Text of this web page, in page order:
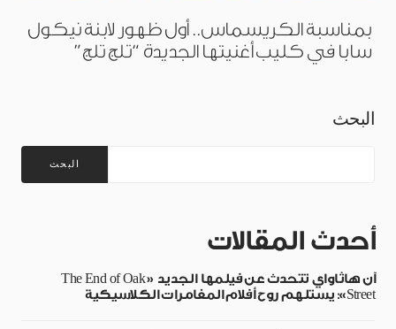
بمناسبة الكريسماس.. أول ظهور لابنة نيكول
سابا في كليب أغنيتها الجديدة “تلج تلج”
البحث
البحث
أحدث المقالات
آن هاثاواي تتحدث عن فيلمها الجديد «The End of Oak
Street»: يستلهم روح أفلام المغامرات الكلاسيكية